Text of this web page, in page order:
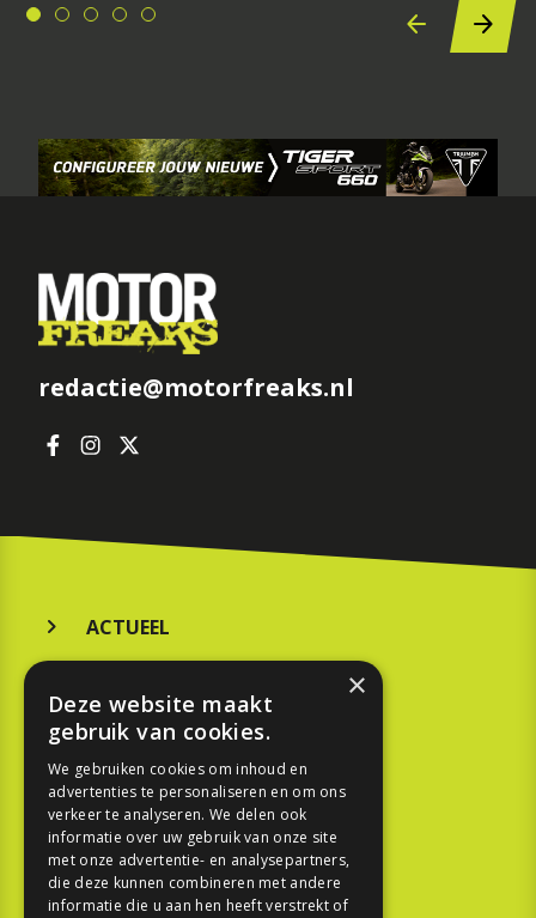
redactie@motorfreaks.nl
ACTUEEL
KOOPGIDS
TESTEN
SPORT
REPORTAGE
×
Deze website maakt
gebruik van cookies.
We gebruiken cookies om inhoud en
advertenties te personaliseren en om ons
verkeer te analyseren. We delen ook
informatie over uw gebruik van onze site
met onze advertentie- en analysepartners,
die deze kunnen combineren met andere
informatie die u aan hen heeft verstrekt of